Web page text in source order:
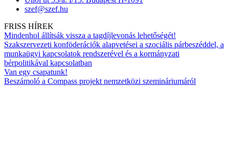
szef@szef.hu
FRISS HÍREK
Mindenhol állítsák vissza a tagdíjlevonás lehetőségét!
Szakszervezeti konföderációk alapvetései a szociális párbeszéddel, a
munkaügyi kapcsolatok rendszerével és a kormányzati
bérpolitikával kapcsolatban
Van egy csapatunk!
Beszámoló a Compass projekt nemzetközi szemináriumáról